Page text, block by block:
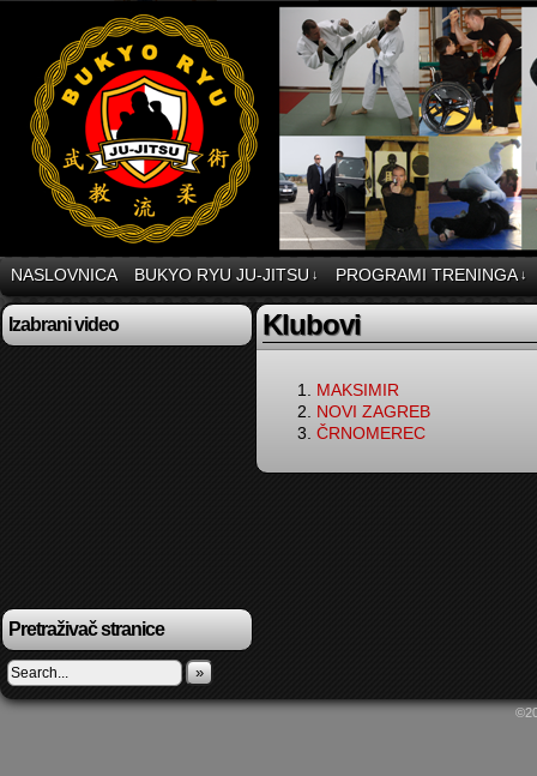
NASLOVNICA BUKYO RYU JU-JITSU ↓ PROGRAMI TRENINGA ↓
Izabrani video
Pretraživač stranice
»
Klubovi
MAKSIMIR
NOVI ZAGREB
ČRNOMEREC